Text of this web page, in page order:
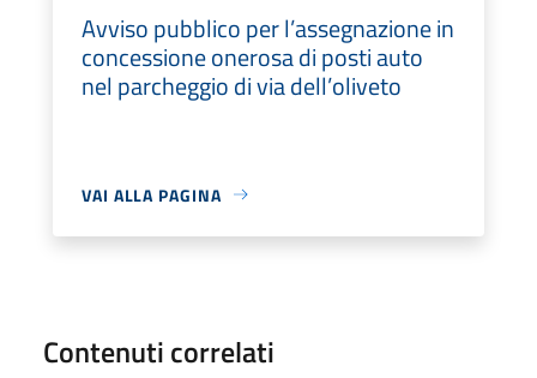
Avviso pubblico per l’assegnazione in
concessione onerosa di posti auto
nel parcheggio di via dell’oliveto
VAI ALLA PAGINA
Contenuti correlati